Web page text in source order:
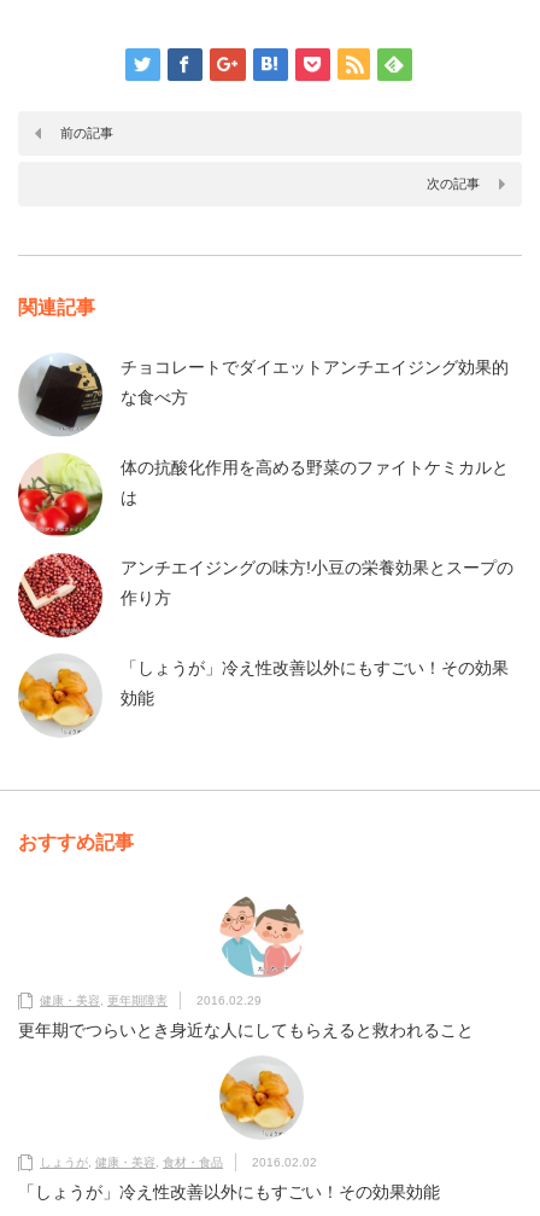
前の記事
次の記事
関連記事
チョコレートでダイエットアンチエイジング効果的
な食べ方
体の抗酸化作用を高める野菜のファイトケミカルと
は
アンチエイジングの味方!小豆の栄養効果とスープの
作り方
「しょうが」冷え性改善以外にもすごい！その効果
効能
おすすめ記事
健康・美容, 更年期障害 2016.02.29
更年期でつらいとき身近な人にしてもらえると救われること
しょうが, 健康・美容, 食材・食品 2016.02.02
「しょうが」冷え性改善以外にもすごい！その効果効能